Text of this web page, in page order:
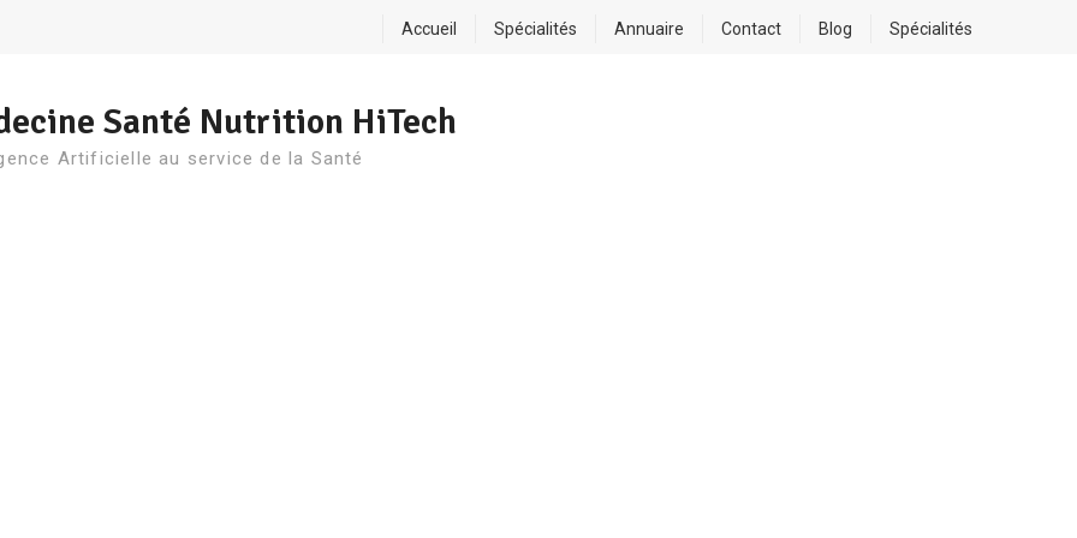
Accueil Spécialités Annuaire Contact Blog Spécialités
Santé Nutrition HiTech
Artificielle au service de la Santé